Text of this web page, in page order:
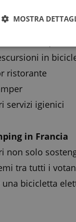
migliore
a piedi
in
ristorante
servizi igienici
in Francia
non solo
tra tutti i
una bicicletta
MOSTRA